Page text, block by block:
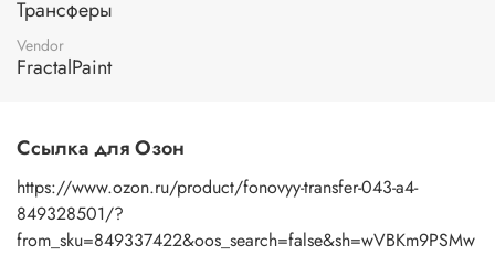
изображение к поверхности и, плотно прижимая
пальцами бумажную основу, сдвигаете ее на себя.
Рисунок остается на изделии. Сразу после нанесения
подойдет акриловый лак на водной основе, матовый,
глянцевый, полуглянцевый.
Трансферы
Vendor
FractalPaint
Ссылка для Озон
https://www.ozon.ru/product/fonovyy-transfer-043-a4-
849328501/?
from_sku=849337422&oos_search=false&sh=wVBKm9PSMw